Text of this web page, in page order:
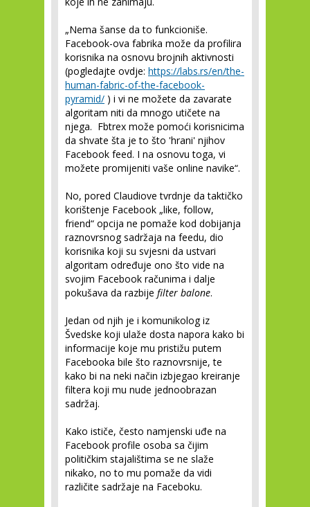
„Nema šanse da to funkcioniše.
Facebook-ova fabrika može da profilira
korisnika na osnovu brojnih aktivnosti
(pogledajte ovdje: https://labs.rs/en/the-
human-fabric-of-the-facebook-
pyramid/ ) i vi ne možete da zavarate
algoritam niti da mnogo utičete na
njega. Fbtrex može pomoći korisnicima
da shvate šta je to što 'hrani' njihov
Facebook feed. I na osnovu toga, vi
možete promijeniti vaše online navike“.
No, pored Claudiove tvrdnje da taktičko
korištenje Facebook „like, follow,
friend“ opcija ne pomaže kod dobijanja
raznovrsnog sadržaja na feedu, dio
korisnika koji su svjesni da ustvari
algoritam određuje ono što vide na
svojim Facebook računima i dalje
pokušava da razbije filter balone.
Jedan od njih je i komunikolog iz
Švedske koji ulaže dosta napora kako bi
informacije koje mu pristižu putem
Facebooka bile što raznovrsnije, te
kako bi na neki način izbjegao kreiranje
filtera koji mu nude jednoobrazan
sadržaj.
Kako ističe, često namjenski uđe na
Facebook profile osoba sa čijim
političkim stajalištima se ne slaže
nikako, no to mu pomaže da vidi
različite sadržaje na Faceboku.